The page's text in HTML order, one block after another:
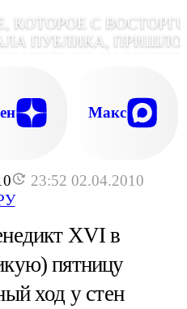
23:52 02.04.2010
КОТОРОЕ С
ПУБЛИКА,
Макс
XVI в
пятницу
ход у стен